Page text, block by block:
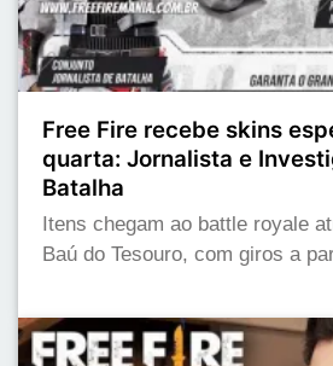
Free Fire recebe skins
quarta: Jornalista e
Batalha
Itens chegam ao battle royale
Baú do Tesouro, com giros a